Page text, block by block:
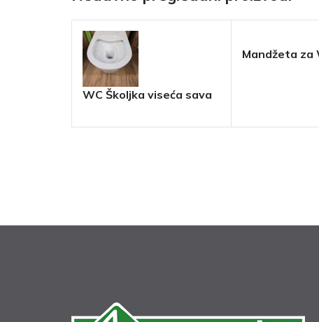
WC Školjka viseća sava
Mandžeta za